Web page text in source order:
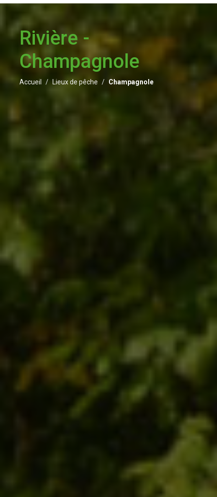
Rivière -
Champagnole
Accueil Lieux de pêche Champagnole